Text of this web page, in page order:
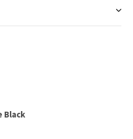
Black